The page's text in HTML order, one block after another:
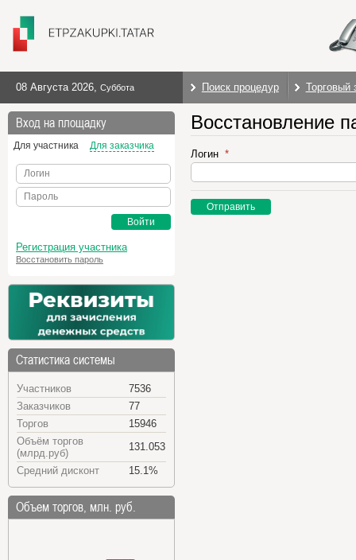
08 Августа 2026, Суббота Поиск процедур Торговый
Вход на площадку
Для участника Для заказчика
Логин
Пароль
Войти
Регистрация участника
Восстановить пароль
Статистика системы
Участников
7536
Заказчиков
77
Торгов
15946
Объём торгов
(млрд.руб)
131.053
Средний дисконт
15.1%
Объем торгов, млн. руб.
Восстановление
Логин
Отправить